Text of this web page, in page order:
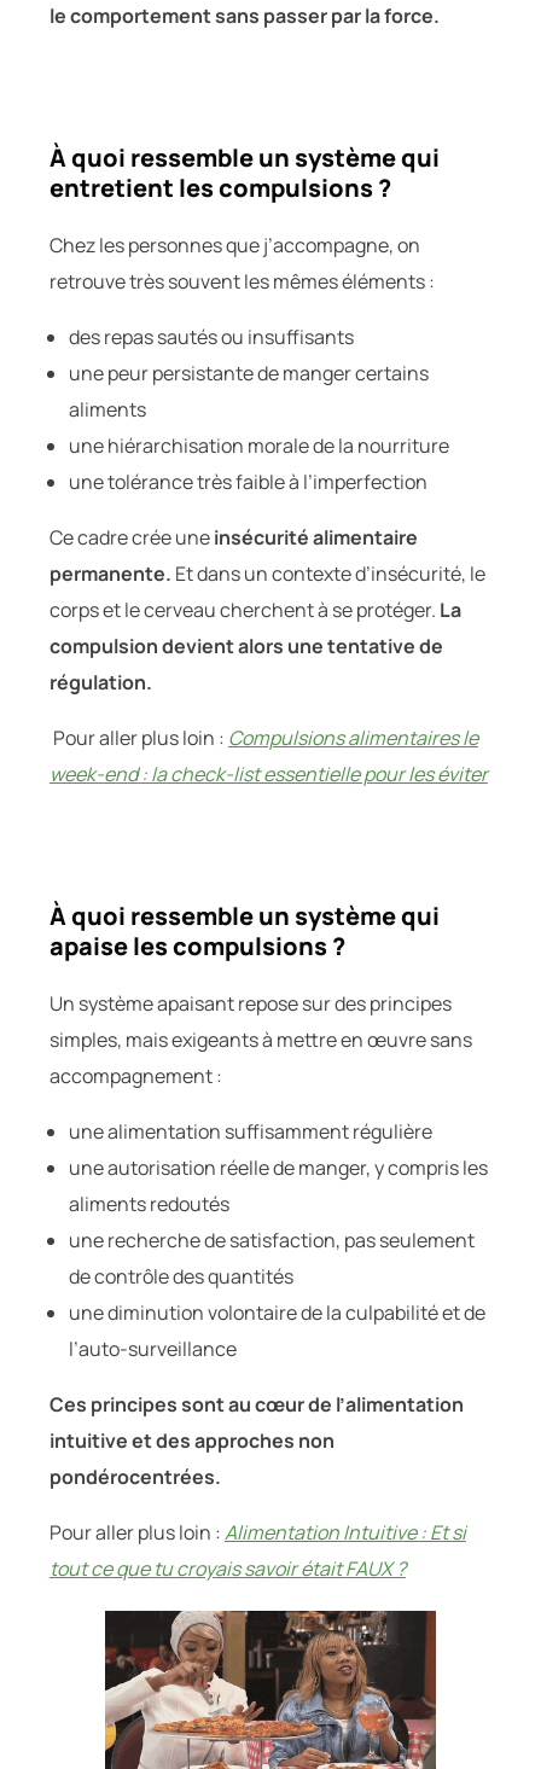
le comportement sans passer par la force.
À quoi ressemble un système qui
entretient les compulsions ?
Chez les personnes que j’accompagne, on
retrouve très souvent les mêmes éléments :
des repas sautés ou insuffisants
une peur persistante de manger certains
aliments
une hiérarchisation morale de la nourriture
une tolérance très faible à l’imperfection
Ce cadre crée uneinsécurité alimentaire
permanente. Et dans un contexte d’insécurité, le
corps et le cerveau cherchent à se protéger. La
compulsion devient alors une tentative de
régulation.
Pour aller plus loin : Compulsions alimentaires le
week-end : la check-list essentielle pour les éviter
À quoi ressemble un système qui
apaise les compulsions ?
Un système apaisant repose sur des principes
simples, mais exigeants à mettre en œuvre sans
accompagnement :
une alimentation suffisamment régulière
une autorisation réelle de manger, y compris les
aliments redoutés
une recherche de satisfaction, pas seulement
de contrôle des quantités
une diminution volontaire de la culpabilité et de
l’auto-surveillance
Ces principes sont au cœur de l’alimentation
intuitive et des approches non
pondérocentrées.
Pour aller plus loin :Alimentation Intuitive : Et si
tout ce que tu croyais savoir était FAUX ?